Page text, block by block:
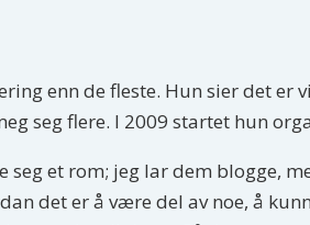
enn de fleste. Hun sier det er
seg flere. I 2009 startet hun
seg et rom; jeg lar dem blogge,
det er å være del av noe, å